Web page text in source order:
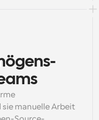
manuelle Arbeit